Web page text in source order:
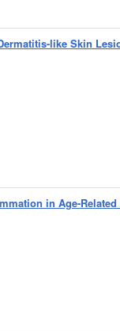
like Skin
in Age-